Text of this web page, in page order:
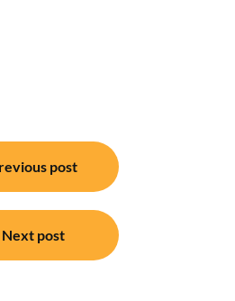
post
Next post